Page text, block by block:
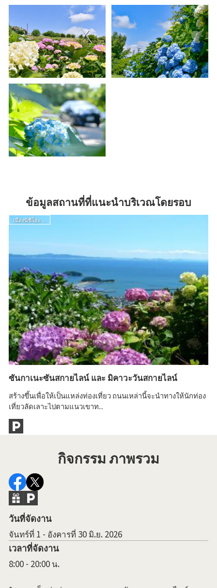
ข้อมูลสถานที่ที่แนะนำบริเวณโดยรอบ
เมืองนิชิโอะ ...
ซันกาเนะซันสกายไลน์ และ มิคาวะวันสกายไลน์
สร้างขึ้นเพื่อให้เป็นแหล่งท่องเที่ยว ถนนเหล่านี้จะนำทางให้นักท่อง
เที่ยวลัดเลาะไปตามแนวเขาท...
กิจกรรม ภาพรวม
วันที่จัดงาน
จันทร์ที่ 1 - อังคารที่ 30 มิ.ย. 2026
เวลาที่จัดงาน
8:00 - 20:00 น.